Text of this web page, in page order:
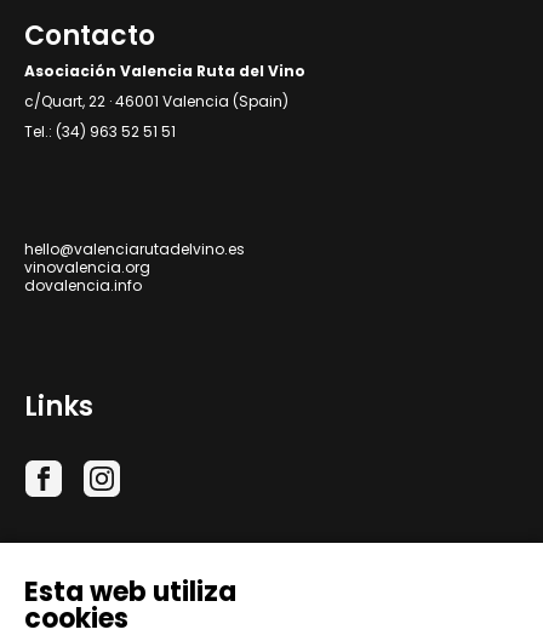
Esta web utiliza
cookies
Contacto
Asociación Valencia Ruta del Vino
c/Quart, 22 · 46001 Valencia (Spain)
Tel.: (34) 963 52 51 51
hello@valenciarutadelvino.es
vinovalencia.org
dovalencia.info
Links